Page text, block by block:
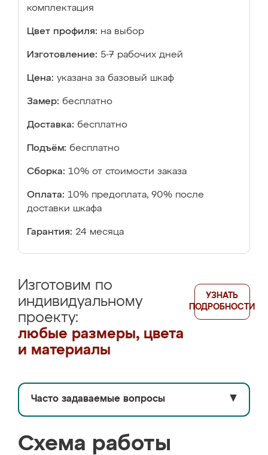
комплектация
Цвет профиля: на выбор
Изготовление: 5-7 рабочих дней
Цена: указана за базовый шкаф
Замер: бесплатно
Доставка: бесплатно
Подъём: бесплатно
Сборка: 10% от стоимости заказа
Оплата: 10% предоплата, 90% после
доставки шкафа
Гарантия: 24 месяца
Изготовим по
индивидуальному
проекту:
любые размеры, цвета
и материалы
УЗНАТЬ
ПОДРОБНОСТИ
Часто задаваемые вопросы ▼
Схема работы